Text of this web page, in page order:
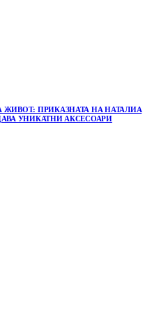
ЖИВОТ: ПРИКАЗНАТА НА НАТАЛИА
УНИКАТНИ АКСЕСОАРИ